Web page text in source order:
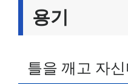
용기
틀을 깨고 자